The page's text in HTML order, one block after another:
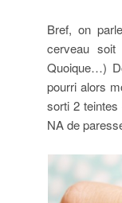
Bref, on
cerveau
Quoique…)
pourri alors
sorti 2
NA de